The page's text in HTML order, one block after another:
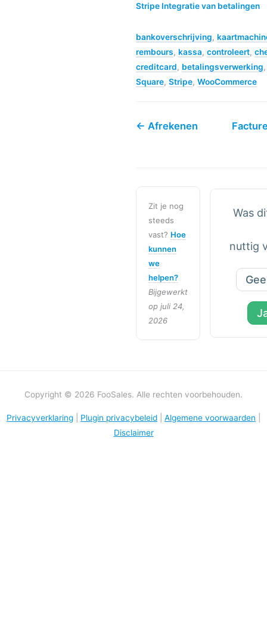
Stripe Integratie van betalingen
bankoverschrijving,
rembours, kassa, controleert,
creditcard, betalingsverwerking
Square, Stripe, WooCommerce
← Afrekenen
Zit je nog
steeds
vast? Hoe
kunnen
we
helpen?
Bijgewerkt
op juli 24,
2026
Was
nuttig
Copyright © 2026 FooSales. Alle rechten voorbehouden.
Privacyverklaring Plugin privacybeleid Algemene voorwaarden
Disclaimer